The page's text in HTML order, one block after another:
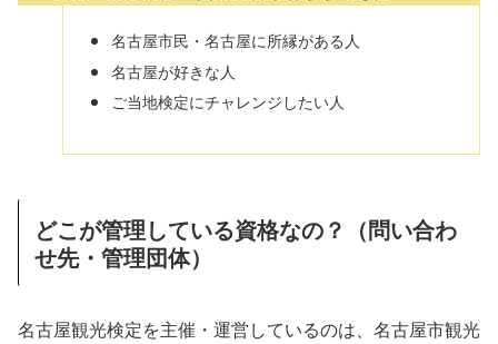
名古屋市民・名古屋に所縁がある人
名古屋が好きな人
ご当地検定にチャレンジしたい人
どこが管理している資格なの？（問い合わ
せ先・管理団体）
名古屋観光検定を主催・運営しているのは、名古屋市観光